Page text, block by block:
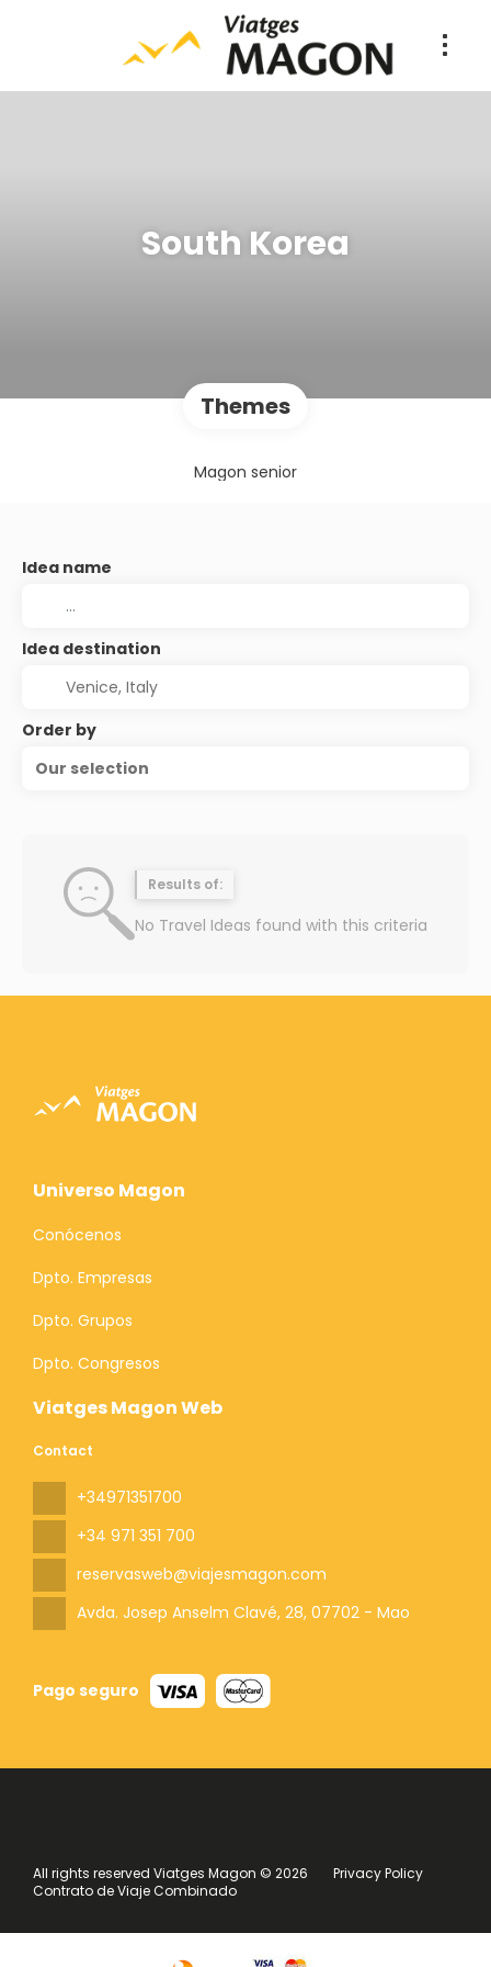
South Korea
Themes
Magon senior
Idea name
Idea destination
Order by
Our selection
Results of:
No Travel Ideas found with this criteria
Viatges Magon Web
Contact
+34971351700
+34 971 351 700
reservasweb@viajesmagon.com
Avda. Josep Anselm Clavé, 28, 07702 - Mao
Pago seguro
Universo Magon
Conócenos
Dpto. Empresas
Dpto. Grupos
Dpto. Congresos
All rights reserved Viatges Magon © 2026
Privacy Policy
Contrato de Viaje Combinado